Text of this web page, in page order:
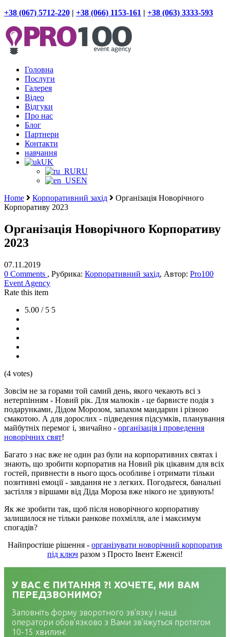
+38 (067) 5712-220 | +38 (066) 1153-161 | +38 (063) 3333-593
Головна
Послуги
Галерея
Відео
Відгуки
Про нас
Блог
Партнери
Контакти
навчання
UK
RU
EN
Home
Корпоративний захід
Організація Новорічного
Корпоративу 2023
Організація Новорічного Корпоративу
2023
07.11.2019
0 Comments , Рубрика: Корпоративний захід, Автор: Pro100
Event Agency
Rate this item
5.00 / 5 5
(4 votes)
Зовсім не за горами той самий день, якого чекають всі з
нетерпінням - Новий рік. Для малюків - це барвисте подія з
подарунками, Дідом Морозом, запахом мандарин і різною
смакотою. А для дорослих - підведення підсумків, планування
майбутніх перемог і, звичайно - організація і проведення
новорічних свят!
Багато з нас вже не один раз були на корпоративних святах і
знають, що зробити корпоратив на Новий рік цікавим для всіх
гостей, привнести в нього щось особливе і отримати тільки
позитивні емоції - завдання не з легких. Погодьтеся, банальні
застілля з віршами від Діда Мороза вже нікого не здивують!
Як же зробити так, щоб після новорічного корпоративу
залишилося не тільки ранкове похмілля, але і максимум
спогадів?
Найпростіше рішення - організувати новорічний корпоратив
під ключ разом з Просто Івент Еженсі!
У ВАС Є ПИТАННЯ ?! ХОЧЕТЕ, МИ ВАМ
ПЕРЕДЗВОНИМО?
Заповніть форму зворотного зв'язку і наші
оператори обов'язково з Вами зв'яжуться протягом
10-15 хвилин!